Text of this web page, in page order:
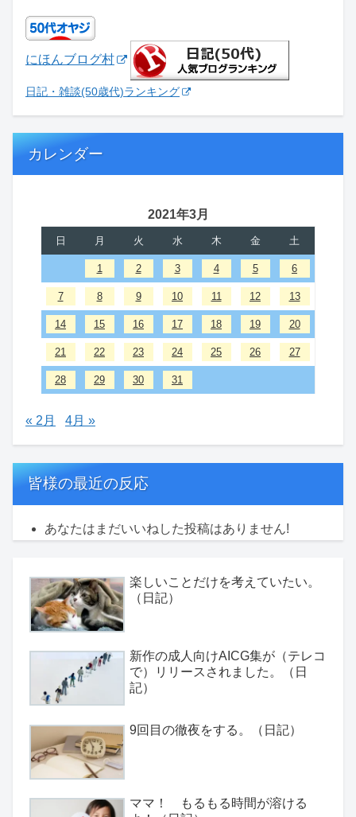
にほんブログ村
日記・雑談(50歳代)ランキング
カレンダー
2021年3月
日 月 火 水 木 金 土
1 2 3 4 5 6
7 8 9 10 11 12 13
14 15 16 17 18 19 20
21 22 23 24 25 26 27
28 29 30 31
« 2月 4月 »
皆様の最近の反応
あなたはまだいいねした投稿はありません!
楽しいことだけを考えていたい。
（日記）
新作の成人向けAICG集が（テレコ
で）リリースされました。（日
記）
9回目の徹夜をする。（日記）
ママ！ もるもる時間が溶ける